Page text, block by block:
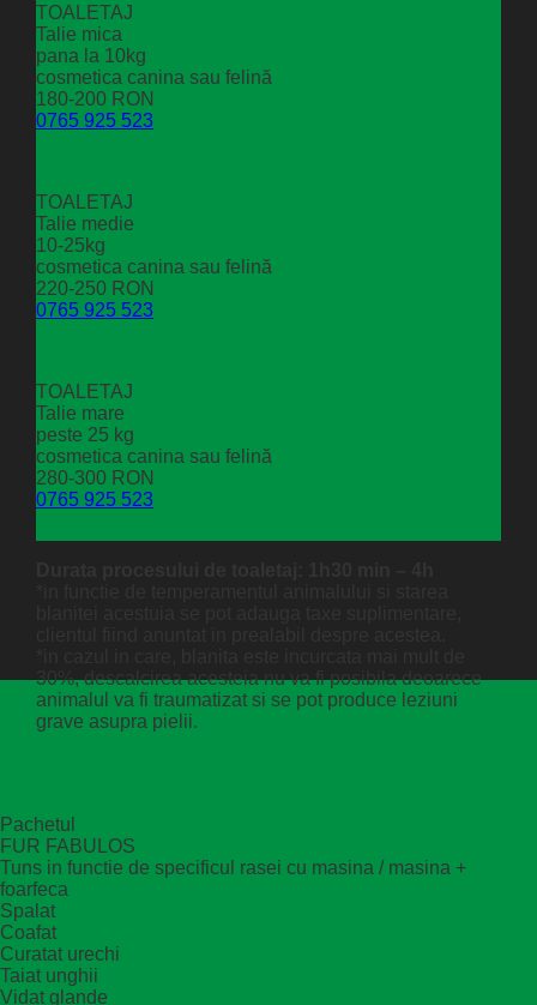
TOALETAJ
Talie mica
pana la 10kg
cosmetica canina sau felină
180-200 RON
0765 925 523
TOALETAJ
Talie medie
10-25kg
cosmetica canina sau felină
220-250 RON
0765 925 523
TOALETAJ
Talie mare
peste 25 kg
cosmetica canina sau felină
280-300 RON
0765 925 523
30%, descalcirea acesteia nu va fi posibila deoarece
animalul va fi traumatizat si se pot produce leziuni
grave asupra pielii.
Pachetul
FUR FABULOS
Tuns in functie de specificul rasei cu masina / masina +
foarfeca
Spalat
Coafat
Curatat urechi
Taiat unghii
Vidat glande